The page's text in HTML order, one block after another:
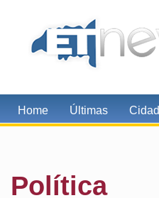
Home Últimas
Polí­tica